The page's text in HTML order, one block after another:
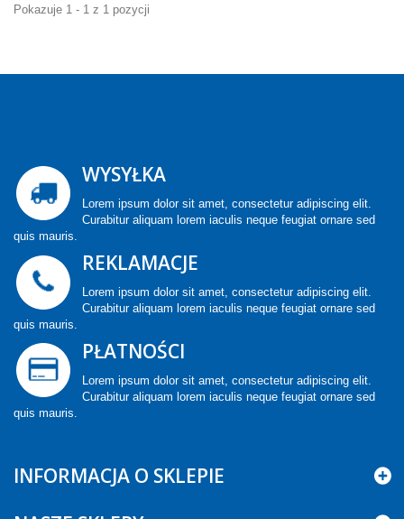
Pokazuje 1 - 1 z 1 pozycji
WYSYŁKA
Lorem ipsum dolor sit amet, consectetur adipiscing elit.
Curabitur aliquam lorem iaculis neque feugiat ornare sed
quis mauris.
REKLAMACJE
Lorem ipsum dolor sit amet, consectetur adipiscing elit.
Curabitur aliquam lorem iaculis neque feugiat ornare sed
quis mauris.
PŁATNOŚCI
Lorem ipsum dolor sit amet, consectetur adipiscing elit.
Curabitur aliquam lorem iaculis neque feugiat ornare sed
quis mauris.
INFORMACJA O SKLEPIE